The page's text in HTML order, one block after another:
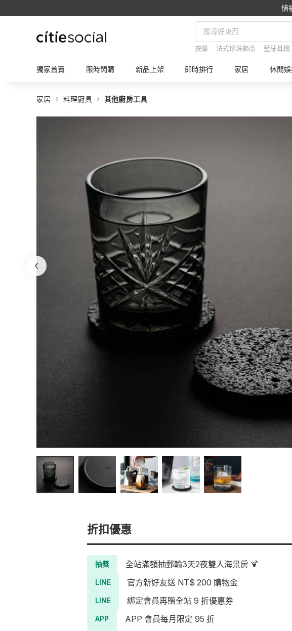
惜
按摩 法式珍珠飾品 藍牙耳機
獨家首賣 限時閃購 新品上架 即時排行 家居 休閒
家居 料理廚具 其他廚房工具
折扣優惠
抽獎 全站滿額抽郵輪3天2夜雙人海景房 🍹
LINE 官方新好友送 NT$ 200 購物金
LINE 綁定會員再贈全站 9 折優惠券
APP APP 會員每月限定 95 折